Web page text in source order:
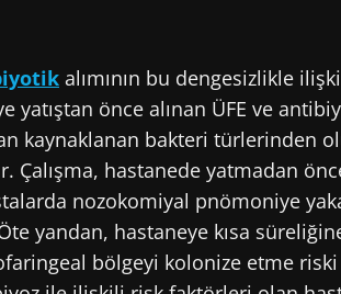
alımının bu dengesizlikle
yatıştan önce alınan ÜFE ve
kaynaklanan bakteri türlerinden
Çalışma, hastanede yatmadan
nozokomiyal pnömoniye
yandan, hastaneye kısa
bölgeyi kolonize etme
ve web sitemizi terk etmek üzeresiniz
kalın
Mikrobiyota
haberlerden haberdar olmak için
alın.
haberler almak için abone olmak
Institutegenel kullanim
ediyorum.